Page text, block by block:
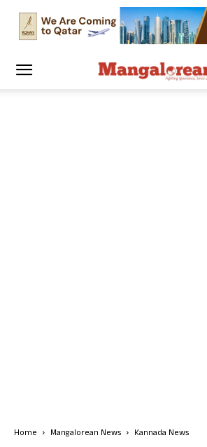
Home Mangalorean News Kannada News